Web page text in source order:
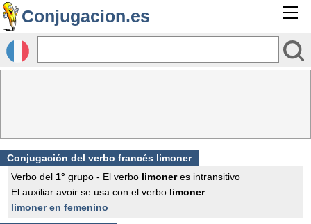
Conjugacion.es
Conjugación del verbo francés limoner
Verbo del 1° grupo - El verbo limoneres intransitivo
El auxiliar avoir se usa con el verbo limoner
limoner en femenino